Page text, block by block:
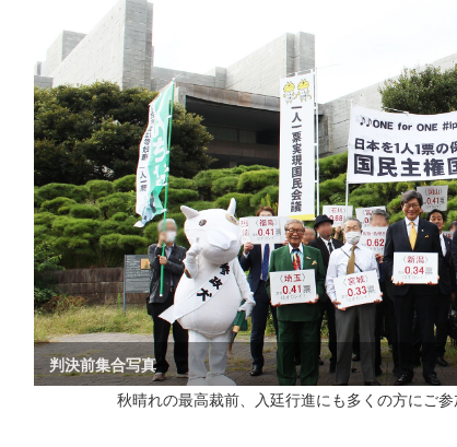
秋晴れの最高裁前、入廷行進にも多くの方にご